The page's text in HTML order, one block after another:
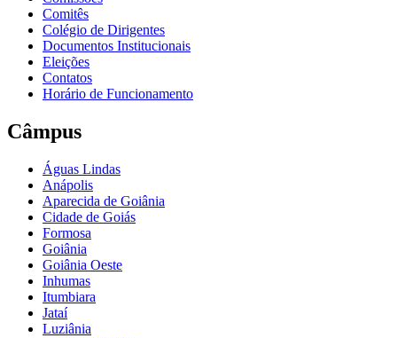
Comitês
Colégio de Dirigentes
Documentos Institucionais
Eleições
Contatos
Horário de Funcionamento
Câmpus
Águas Lindas
Anápolis
Aparecida de Goiânia
Cidade de Goiás
Formosa
Goiânia
Goiânia Oeste
Inhumas
Itumbiara
Jataí
Luziânia